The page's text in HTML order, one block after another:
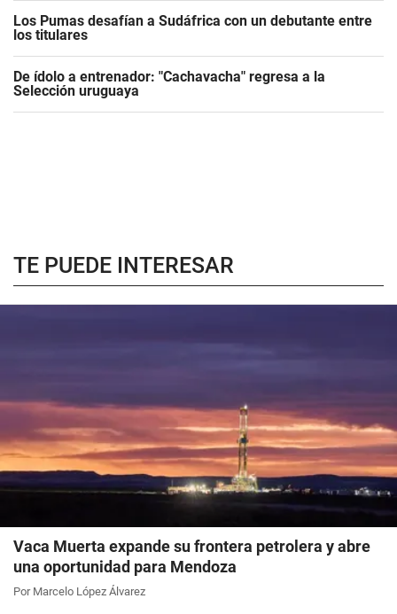
Los Pumas desafían a Sudáfrica con un debutante entre
los titulares
De ídolo a entrenador: "Cachavacha" regresa a la
Selección uruguaya
TE PUEDE INTERESAR
Vaca Muerta expande su frontera petrolera y abre
una oportunidad para Mendoza
Por Marcelo López Álvarez